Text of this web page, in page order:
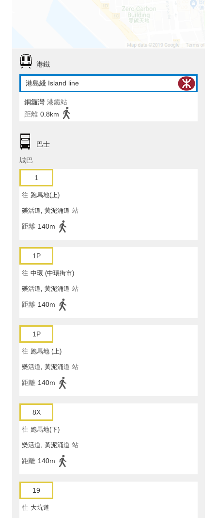
港鐵
港島綫 Island line
銅鑼灣 港鐵站
距離 0.8km
巴士
城巴
1
往 跑馬地(上)
樂活道, 黃泥涌道 站
距離 140m
1P
往 中環 (中環街市)
樂活道, 黃泥涌道 站
距離 140m
1P
往 跑馬地 (上)
樂活道, 黃泥涌道 站
距離 140m
8X
往 跑馬地(下)
樂活道, 黃泥涌道 站
距離 140m
19
往 大坑道